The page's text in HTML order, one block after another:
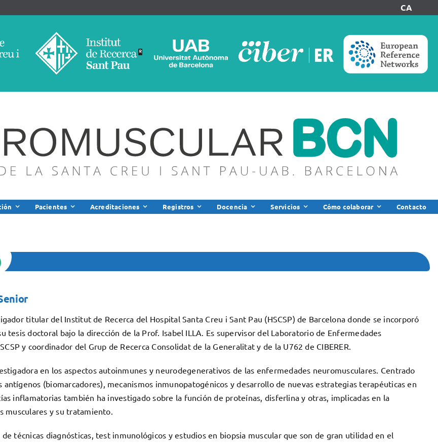
CA
Pacientes Acreditaciones Registros Docencia Servicios Cómo colaborar Contacto
titular del Institut de Recerca del Hospital Santa Creu i Sant Pau (HSCSP) de Barcelona donde se incorporó
tesis doctoral bajo la dirección de la Prof. Isabel ILLA. Es supervisor del Laboratorio de Enfermedades
y coordinador del Grup de Recerca Consolidat de la Generalitat y de la U762 de CIBERER.
en los aspectos autoinmunes y neurodegenerativos de las enfermedades neuromusculares. Centrado
antígenos (biomarcadores), mecanismos inmunopatogénicos y desarrollo de nuevas estrategias terapéuticas en
inflamatorias también ha investigado sobre la función de proteínas, disferlina y otras, implicadas en la
musculares y su tratamiento.
técnicas diagnósticas, test inmunológicos y estudios en biopsia muscular que son de gran utilidad en el